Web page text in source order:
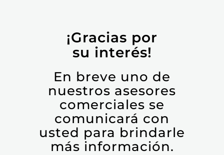
¡Gracias por
su interés!
En breve uno de
nuestros asesores
comerciales se
comunicará con
usted para brindarle
más información.